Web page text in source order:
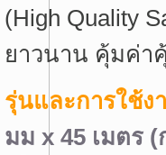
(High Quality
ยาวนาน คุ้มค่า
รุ่นและการใช้ง
มม x 45 เมตร